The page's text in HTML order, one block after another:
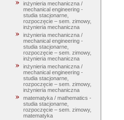
inżynieria mechaniczna /
mechanical engineering -
studia stacjonarne,
rozpoczęcie – sem. zimowy,
inżynieria mechaniczna
inżynieria mechaniczna /
mechanical engineering -
studia stacjonarne,
rozpoczęcie – sem. zimowy,
inżynieria mechaniczna
inżynieria mechaniczna /
mechanical engineering -
studia stacjonarne,
rozpoczęcie – sem. zimowy,
inżynieria mechaniczna
matematyka / mathematics -
studia stacjonarne,
rozpoczęcie – sem. zimowy,
matematyka